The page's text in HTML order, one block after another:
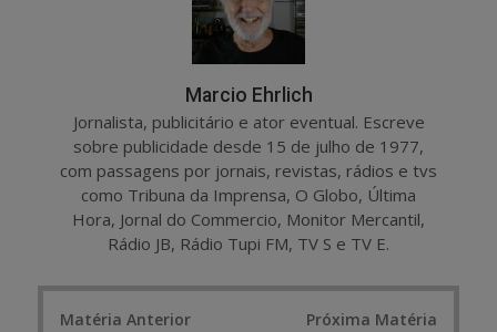
Marcio Ehrlich
Jornalista, publicitário e ator eventual. Escreve
sobre publicidade desde 15 de julho de 1977,
com passagens por jornais, revistas, rádios e tvs
como Tribuna da Imprensa, O Globo, Última
Hora, Jornal do Commercio, Monitor Mercantil,
Rádio JB, Rádio Tupi FM, TV S e TV E.
Matéria Anterior Próxima Matéria